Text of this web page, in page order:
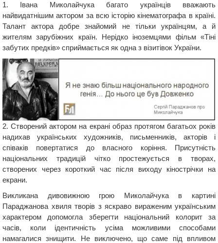
1. Івана Миколайчука багато українців вважають
найвидатнішим актором за всю історію кінематографа в країні.
Талант актора добре знайомий не тільки українцям, а й
жителям зарубіжних країн. Нерідко іноземцями фільм «Тіні
забутих предків» сприймається як одна з візитівок України.
2. Створений актором на екрані образ протягом багатьох років
надихав українських художників, письменників, акторів і
співаків повертатися до власного коріння. Присутність
національних традицій чітко простежується в творах,
створених через короткий час після виходу кінострічки на
екрани.
Викликана дивовижною грою Миколайчука в картині
Параджанова хвиля творів з яскраво вираженим українським
характером допомогла зберегти національний колорит за
часів, коли ідентичність усіма можливими способами
намагалися знищити. Не виключено, що саме під впливом